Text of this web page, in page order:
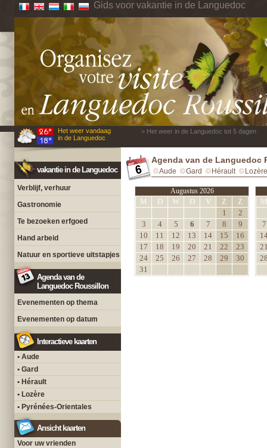
Gids voor vakantie in de Languedoc
Het weer vandaag
in de Languedoc
> Het weer in de Languedoc tot 5 dagen
vakantie in de Languedoc
Verblijf, verhuur
Gastronomie
Te bezoeken erfgoed
Hand arbeid
Natuur en sportieve uitstapjes
Agenda van de
Languedoc Roussillon
Evenementen op thema
Evenementen op datum
Interactieve kaarten
• Aude
• Gard
• Hérault
• Lozère
• Pyrénées-Orientales
Ansicht kaarten
Voor uw vrienden
Agenda van de Languedoc
Aude Gard Hérault Lozère
Augustus 2026
M D W D V Z
Z
1
2
3
4 5 6 7 8
9
10
11 12 13 14 15
16
17
18 19 20 21 22
23
24
25 26 27 28 29
30
31
M
7